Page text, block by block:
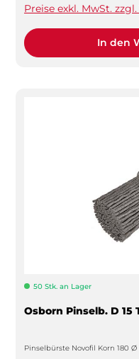
Preise exkl. MwSt.
In den
50 Stk. an Lager
Osborn Pinselb. D 15
Pinselbürste Novofil Korn 180 Ø